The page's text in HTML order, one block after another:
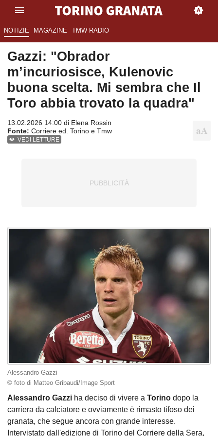
NOTIZIE MAGAZINE TMW RADIO
Gazzi: "Obrador
m’incuriosisce, Kulenovic
buona scelta. Mi sembra che Il
Toro abbia trovato la quadra"
13.02.2026 14:00 di Elena Rossin
Fonte: Corriere ed. Torino e Tmw
VEDI LETTURE
Alessandro Gazzi
© foto di Matteo Gribaudi/Image Sport
Alessandro Gazzi ha deciso di vivere a Torino dopo la
carriera da calciatore e ovviamente è rimasto tifoso dei
granata, che segue ancora con grande interesse.
Intervistato dall'edizione di Torino del Corriere della Sera,